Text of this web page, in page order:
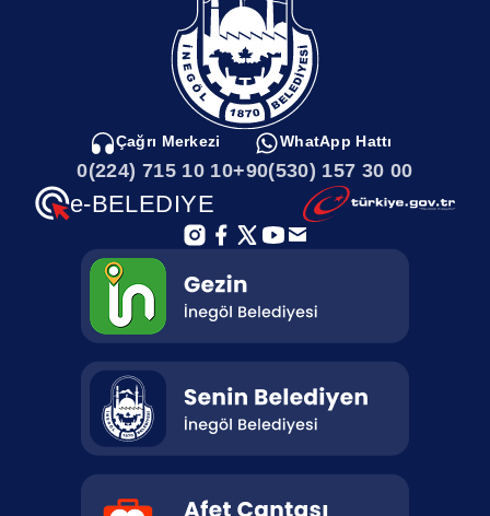
Çağrı Merkezi
0(224) 715 10 10
WhatApp Hattı
+90(530) 157 30 00
e-BELEDIYE